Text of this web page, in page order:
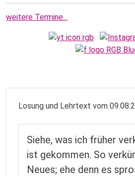
weitere Termine...
Losung und Lehrtext vom
Siehe, was ich früher
ist gekommen. So
Neues; ehe denn es